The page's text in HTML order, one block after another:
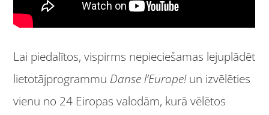
Lai piedalītos, vispirms nepieciešamas lejuplādēt
lietotājprogrammu Danse l’Europe!un izvēlēties
vienu no 24 Eiropas valodām, kurā vēlētos